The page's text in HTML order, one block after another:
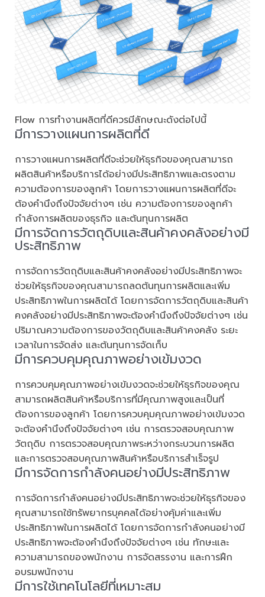
Flow การทำงานผลิตที่ดีควรมีลักษณะดังต่อไปนี้
มีการวางแผนการผลิตที่ดี
การวางแผนการผลิตที่ดีจะช่วยให้ธุรกิจของคุณสามารถ
ผลิตสินค้าหรือบริการได้อย่างมีประสิทธิภาพและตรงตาม
ความต้องการของลูกค้า โดยการวางแผนการผลิตที่ดีจะ
ต้องคำนึงถึงปัจจัยต่างๆ เช่น ความต้องการของลูกค้า
กำลังการผลิตของธุรกิจ และต้นทุนการผลิต
มีการจัดการวัตถุดิบและสินค้าคงคลังอย่างมี
ประสิทธิภาพ
การจัดการวัตถุดิบและสินค้าคงคลังอย่างมีประสิทธิภาพจะ
ช่วยให้ธุรกิจของคุณสามารถลดต้นทุนการผลิตและเพิ่ม
ประสิทธิภาพในการผลิตได้ โดยการจัดการวัตถุดิบและสินค้า
คงคลังอย่างมีประสิทธิภาพจะต้องคำนึงถึงปัจจัยต่างๆ เช่น
ปริมาณความต้องการของวัตถุดิบและสินค้าคงคลัง ระยะ
เวลาในการจัดส่ง และต้นทุนการจัดเก็บ
มีการควบคุมคุณภาพอย่างเข้มงวด
การควบคุมคุณภาพอย่างเข้มงวดจะช่วยให้ธุรกิจของคุณ
สามารถผลิตสินค้าหรือบริการที่มีคุณภาพสูงและเป็นที่
ต้องการของลูกค้า โดยการควบคุมคุณภาพอย่างเข้มงวด
จะต้องคำนึงถึงปัจจัยต่างๆ เช่น การตรวจสอบคุณภาพ
วัตถุดิบ การตรวจสอบคุณภาพระหว่างกระบวนการผลิต
และการตรวจสอบคุณภาพสินค้าหรือบริการสำเร็จรูป
มีการจัดการกำลังคนอย่างมีประสิทธิภาพ
การจัดการกำลังคนอย่างมีประสิทธิภาพจะช่วยให้ธุรกิจของ
คุณสามารถใช้ทรัพยากรบุคคลได้อย่างคุ้มค่าและเพิ่ม
ประสิทธิภาพในการผลิตได้ โดยการจัดการกำลังคนอย่างมี
ประสิทธิภาพจะต้องคำนึงถึงปัจจัยต่างๆ เช่น ทักษะและ
ความสามารถของพนักงาน การจัดสรรงาน และการฝึก
อบรมพนักงาน
มีการใช้เทคโนโลยีที่เหมาะสม